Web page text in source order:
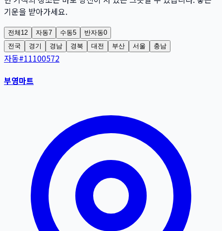
기운을 받아가세요.
전체 12 자동7 수동5 반자동0
전국
경기 경남 경북 대전 부산 서울 충남
자동#11100572
부영마트